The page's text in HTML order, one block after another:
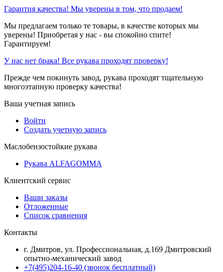
Гарантия качества! Мы уверены в том, что продаем!
Мы предлагаем только те товары, в качестве которых мы
уверены! Приобретая у нас - вы спокойно спите!
Гарантируем!
У нас нет брака! Все рукава проходят проверку!
Прежде чем покинуть завод, рукава проходят тщательную
многоэтапную проверку качества!
Ваша учетная запись
Войти
Создать учетную запись
Маслобензостойкие рукава
Рукава ALFAGOMMA
Клиентский сервис
Ваши заказы
Отложенные
Список сравнения
Контакты
г. Дмитров, ул. Профессиональная, д.169 Дмитровский
опытно-механический завод
+7(495)204-16-40 (звонок бесплатный)